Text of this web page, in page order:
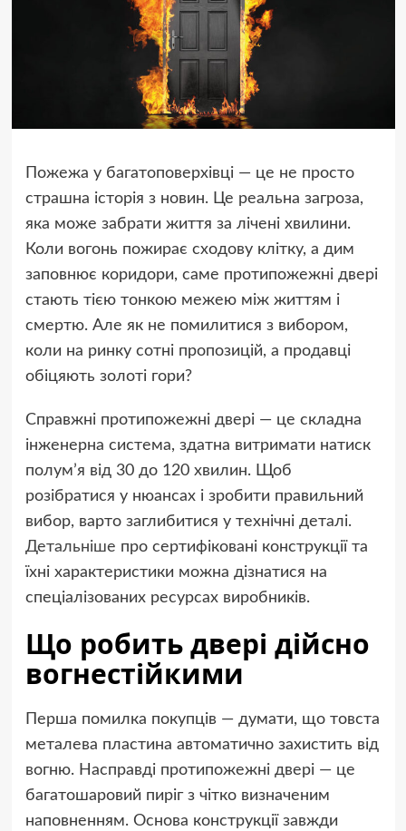
Пожежа у багатоповерхівці — це не просто
страшна історія з новин. Це реальна загроза,
яка може забрати життя за лічені хвилини.
Коли вогонь пожирає сходову клітку, а дим
заповнює коридори, саме протипожежні двері
стають тією тонкою межею між життям і
смертю. Але як не помилитися з вибором,
коли на ринку сотні пропозицій, а продавці
обіцяють золоті гори?
Справжні протипожежні двері — це складна
інженерна система, здатна витримати натиск
полум’я від 30 до 120 хвилин. Щоб
розібратися у нюансах і зробити правильний
вибор, варто заглибитися у технічні деталі.
Детальніше про сертифіковані конструкції та
їхні характеристики можна дізнатися на
спеціалізованих ресурсах виробників.
Що робить двері дійсно
вогнестійкими
Перша помилка покупців — думати, що товста
металева пластина автоматично захистить від
вогню. Насправді протипожежні двері — це
багатошаровий пиріг з чітко визначеним
наповненням. Основа конструкції завжди